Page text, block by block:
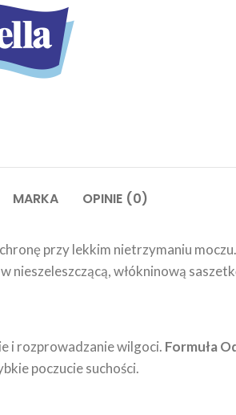
MARKA OPINIE (0)
przy lekkim nietrzymaniu
nieszeleszczącą, włókninową
i rozprowadzanie wilgoci. Formuła
poczucie suchości.